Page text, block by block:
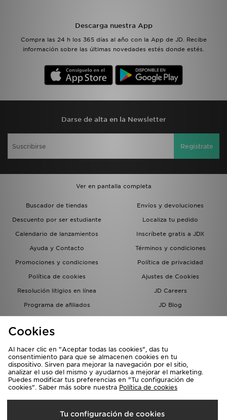
Descarga nuestra App
Compra las 24 h los 365 días al año con la App de JD. Recibe
información sobre las últimas novedades estés donde estés.
Darse de alta en la Newsletter
Regístrate
Ver en pantalla completa
Buscador de tiendas
Envíos y devoluciones
Descuento por ser estudiante
Localiza tu pedido
Calendario de lanzamientos
Inscríbete gratis a JDX
Ayuda y Contacto
Términos y condiciones
Promociones y condiciones
Política de privacidad
Política de cookies
Ajustes de Cookies
Resolución litigios en línea
JD Careers
Programa de afiliados
JD Blog
del grupo JD - Whistleblowing
Selecciona País
España
Cookies
Al hacer clic en "Aceptar todas las cookies", das tu
consentimiento para que se almacenen cookies en tu
dispositivo. Sirven para mejorar la navegación por el sitio,
analizar el uso del mismo y ayudarnos a mejorar el marketing.
Puedes modificar tus preferencias en "Tu configuración de
cookies". Saber más sobre nuestra Política de cookies
Tu configuración de cookies